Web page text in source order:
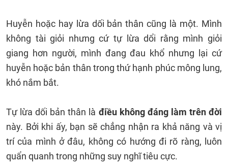
Huyễn hoặc hay lừa dối bản thân cũng là một. Mình
không tài giỏi nhưng cứ tự lừa dổi rằng mình giỏi
giang hơn người, mình đang đau khổ nhưng lại cứ
huyễn hoặc bản thân trong thứ hạnh phúc mông lung,
khó nắm bắt.
Tự lừa dối bản thân là điều không đáng làm trên đời
này. Bởi khi ấy, bạn sẽ chẳng nhận ra khả năng và vị
trí của mình ở đâu, không có hướng đi rõ ràng, luôn
quẩn quanh trong những suy nghĩ tiêu cực.